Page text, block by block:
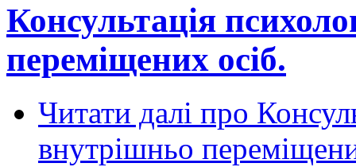
Консультація
переміщених осіб.
Читати далі про
внутрішньо